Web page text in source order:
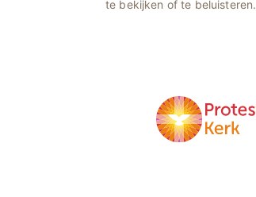
te bekijken of te beluisteren.